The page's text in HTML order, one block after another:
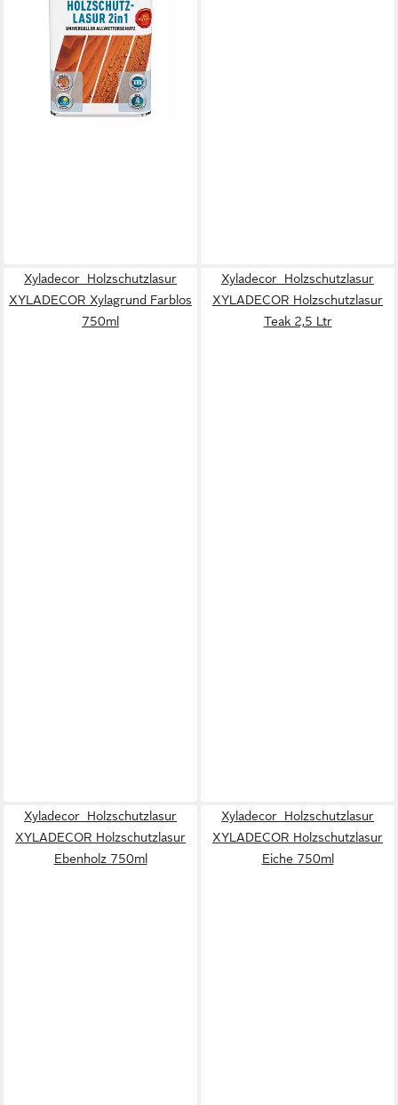
(30,27 €/ 1 l)
in 5-6 Werktagen bei dir
Xyladecor Holzschutzlasur
XYLADECOR Xylagrund Farblos
750ml
Xyladecor Holzschutzlasur
XYLADECOR Holzschutzlasur
Teak 2,5 Ltr
Xyladecor Holzschutzlasur
XYLADECOR Holzschutzlasur
Ebenholz 750ml
Xyladecor Holzschutzlasur
XYLADECOR Holzschutzlasur
Eiche 750ml